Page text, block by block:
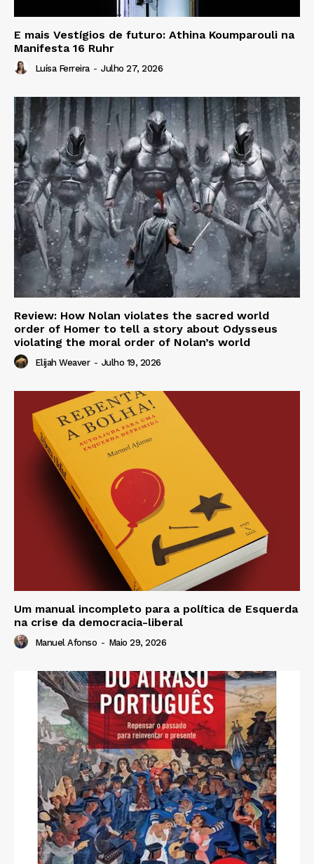
E mais Vestígios de futuro: Athina Koumparouli na
Manifesta 16 Ruhr
Luísa Ferreira - Julho 27, 2026
Review: How Nolan violates the sacred world
order of Homer to tell a story about Odysseus
violating the moral order of Nolan’s world
Elijah Weaver - Julho 19, 2026
Um manual incompleto para a política de Esquerda
na crise da democracia-liberal
Manuel Afonso - Maio 29, 2026